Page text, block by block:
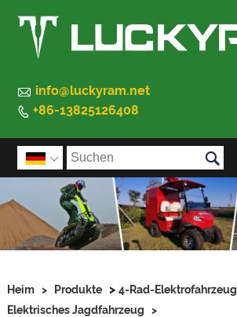
 info@luckyram.net
 +86-13825126408
 
Heim > Produkte > 4-Rad-Elektrofahrzeug
Elektrisches Jagdfahrzeug
>